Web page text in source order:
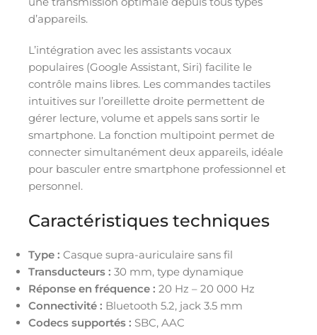
d’appareils.
L’intégration avec les assistants vocaux
populaires (Google Assistant, Siri) facilite le
contrôle mains libres. Les commandes tactiles
intuitives sur l’oreillette droite permettent de
gérer lecture, volume et appels sans sortir le
smartphone. La fonction multipoint permet de
connecter simultanément deux appareils, idéale
pour basculer entre smartphone professionnel et
personnel.
Caractéristiques techniques
Type : Casque supra-auriculaire sans fil
Transducteurs : 30 mm, type dynamique
Réponse en fréquence : 20 Hz – 20 000 Hz
Connectivité : Bluetooth 5.2, jack 3.5 mm
Codecs supportés : SBC, AAC